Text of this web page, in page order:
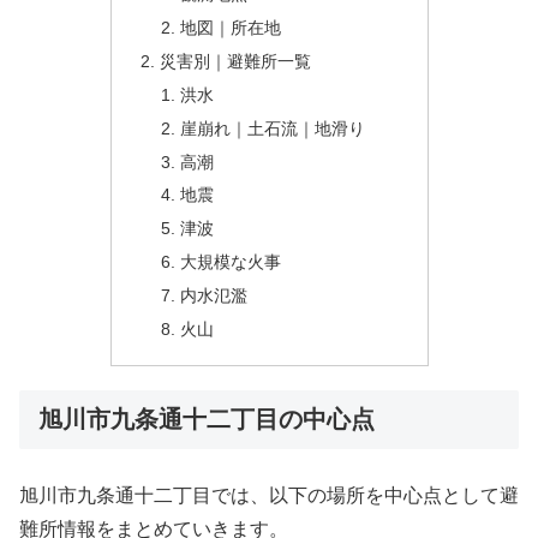
地図｜所在地
災害別｜避難所一覧
洪水
崖崩れ｜土石流｜地滑り
高潮
地震
津波
大規模な火事
内水氾濫
火山
旭川市九条通十二丁目の中心点
旭川市九条通十二丁目では、以下の場所を中心点として避
難所情報をまとめていきます。